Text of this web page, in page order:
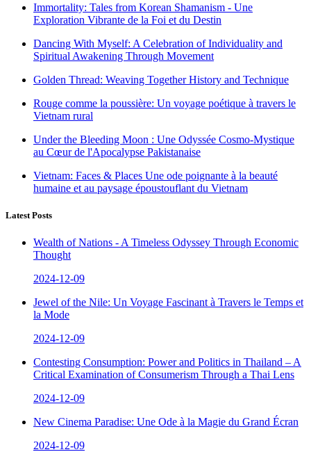
Immortality: Tales from Korean Shamanism - Une
Exploration Vibrante de la Foi et du Destin
Dancing With Myself: A Celebration of Individuality and
Spiritual Awakening Through Movement
Golden Thread: Weaving Together History and Technique
Rouge comme la poussière: Un voyage poétique à travers le
Vietnam rural
Under the Bleeding Moon : Une Odyssée Cosmo-Mystique
au Cœur de l'Apocalypse Pakistanaise
Vietnam: Faces & Places Une ode poignante à la beauté
humaine et au paysage époustouflant du Vietnam
Latest Posts
Wealth of Nations - A Timeless Odyssey Through Economic
Thought
2024-12-09
Jewel of the Nile: Un Voyage Fascinant à Travers le Temps et
la Mode
2024-12-09
Contesting Consumption: Power and Politics in Thailand – A
Critical Examination of Consumerism Through a Thai Lens
2024-12-09
New Cinema Paradise: Une Ode à la Magie du Grand Écran
2024-12-09